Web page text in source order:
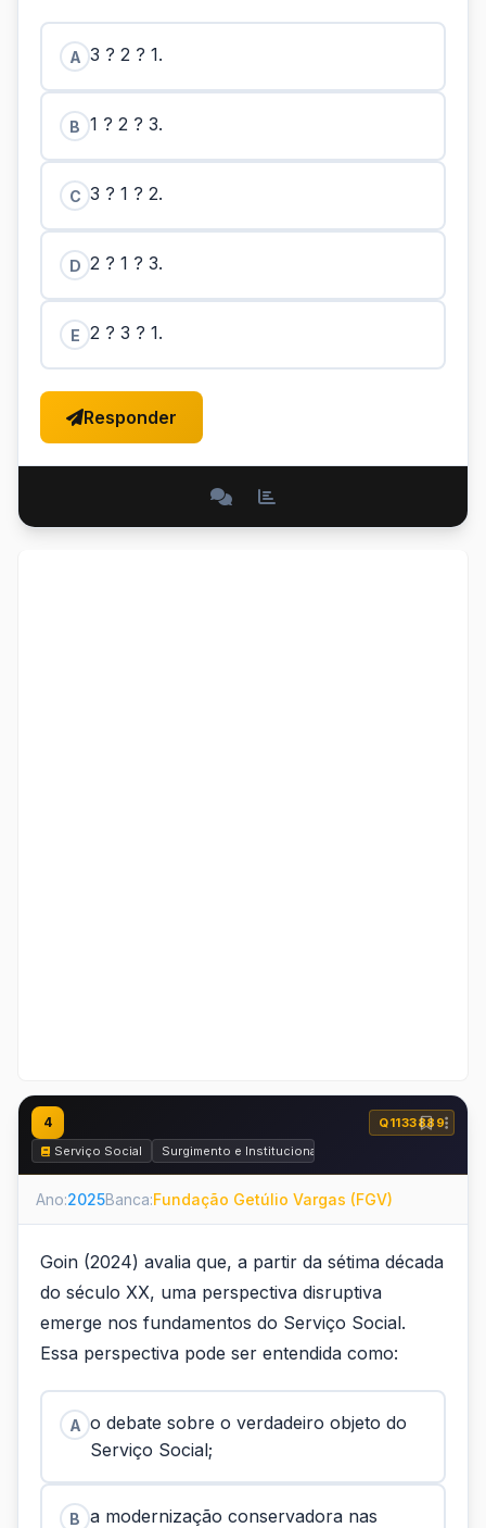
A 3 ? 2 ? 1.
B 1 ? 2 ? 3.
C 3 ? 1 ? 2.
D 2 ? 1 ? 3.
E 2 ? 3 ? 1.
Responder
4
Q1133889
Serviço Social
Surgimento e Institucionalização do Serviço Social
Ano:2025Banca:Fundação Getúlio Vargas (FGV)
Goin (2024) avalia que, a partir da sétima década
do século XX, uma perspectiva disruptiva
emerge nos fundamentos do Serviço Social.
Essa perspectiva pode ser entendida como:
A o debate sobre o verdadeiro objeto do
Serviço Social;
B a modernização conservadora nas